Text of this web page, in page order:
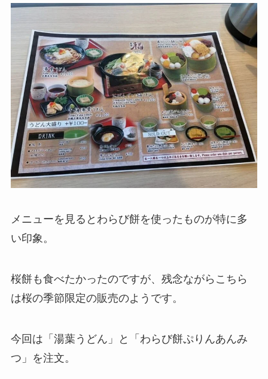
メニューを見るとわらび餅を使ったものが特に多
い印象。
桜餅も食べたかったのですが、残念ながらこちら
は桜の季節限定の販売のようです。
今回は「湯葉うどん」と「わらび餅ぷりんあんみ
つ」を注文。